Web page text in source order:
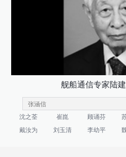
舰船通信专家陆
沈之荃 崔崑 顾诵芬
戴汝为
刘玉清 李幼平